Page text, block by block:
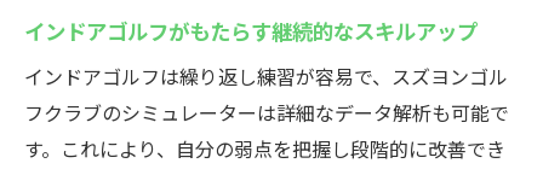
インドアゴルフがもたらす継続的なスキルアップ
インドアゴルフは繰り返し練習が容易で、スズヨンゴル
フクラブのシミュレーターは詳細なデータ解析も可能で
す。これにより、自分の弱点を把握し段階的に改善でき